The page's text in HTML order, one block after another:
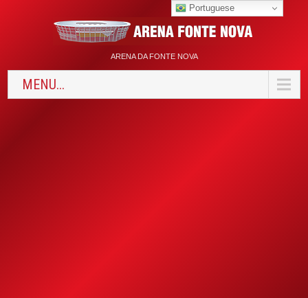
ARENA DA FONTE NOVA
MENU...
Portuguese